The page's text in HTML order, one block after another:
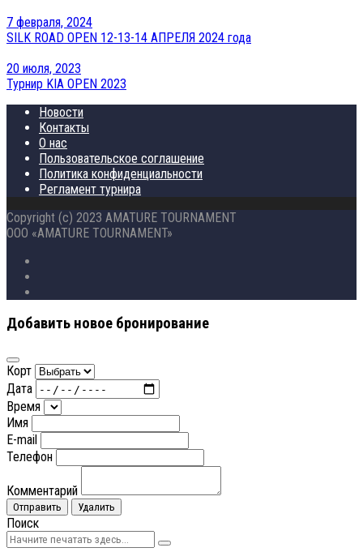
7 февраля, 2024
SILK ROAD OPEN 12-13-14 АПРЕЛЯ 2024 года
20 июля, 2023
Турнир KIA OPEN 2023
Новости
Контакты
О нас
Пользовательское соглашение
Политика конфиденциальности
Регламент турнира
Copyright (c) 2023 AMATURE TOURNAMENT
ООО «AMATURE TOURNAMENT»
Добавить новое бронирование
Корт
Дата
Время
Имя
E-mail
Телефон
Комментарий
Отправить Удалить
Поиск